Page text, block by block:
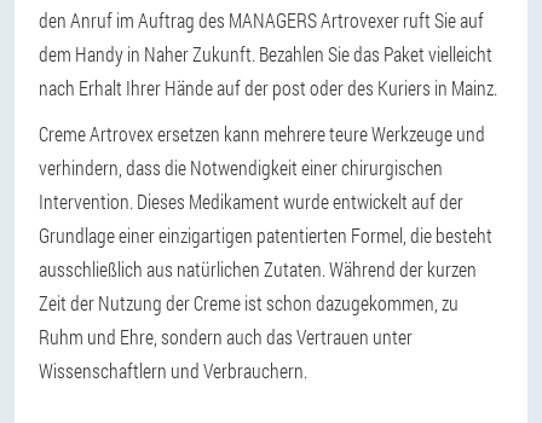
den Anruf im Auftrag des MANAGERS Artrovexer ruft Sie auf
dem Handy in Naher Zukunft. Bezahlen Sie das Paket vielleicht
nach Erhalt Ihrer Hände auf der post oder des Kuriers in Mainz.
Creme Artrovex ersetzen kann mehrere teure Werkzeuge und
verhindern, dass die Notwendigkeit einer chirurgischen
Intervention. Dieses Medikament wurde entwickelt auf der
Grundlage einer einzigartigen patentierten Formel, die besteht
ausschließlich aus natürlichen Zutaten. Während der kurzen
Zeit der Nutzung der Creme ist schon dazugekommen, zu
Ruhm und Ehre, sondern auch das Vertrauen unter
Wissenschaftlern und Verbrauchern.